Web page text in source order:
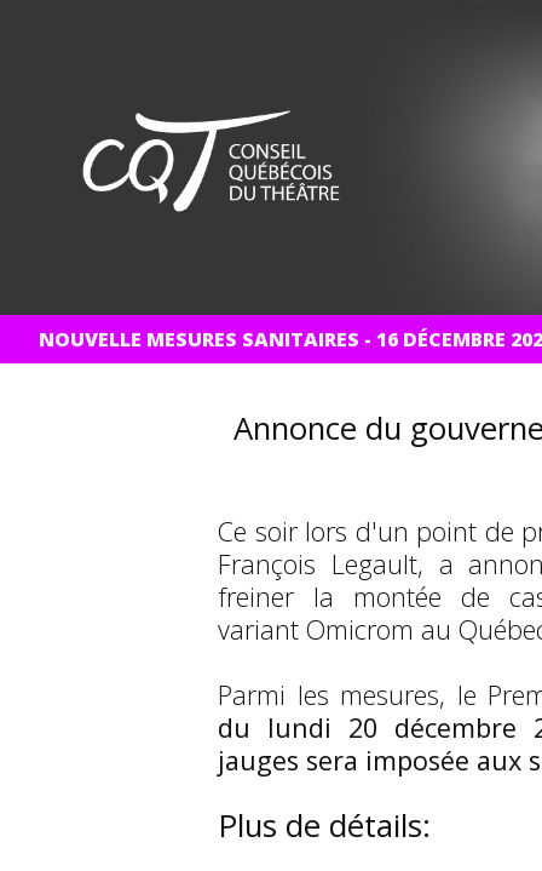
NOUVELLE MESURES SANITAIRES - 16 DÉCEMBRE
Annonce du
Ce soir lors d'un point de
François Legault, a
freiner la montée de
variant Omicrom au
Parmi les mesures, le
du lundi 20 décembre
jauges sera imposée aux
Plus de détails: